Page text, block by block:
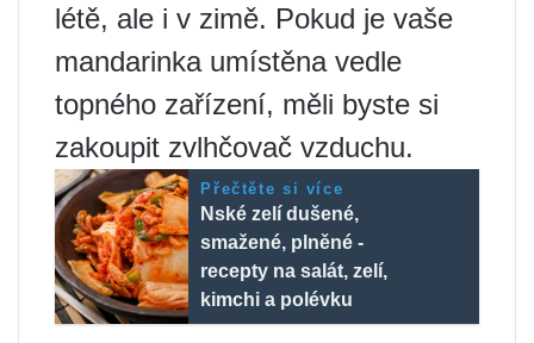
létě, ale i v zimě. Pokud je vaše
mandarinka umístěna vedle
topného zařízení, měli byste si
zakoupit zvlhčovač vzduchu.
Přečtěte si více
Nské zelí dušené,
smažené, plněné -
recepty na salát, zelí,
kimchi a polévku